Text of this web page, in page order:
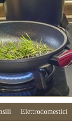
Elettrodomestici